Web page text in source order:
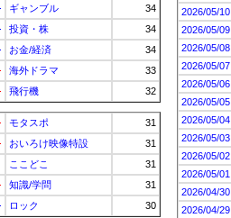
ギャンブル
34
投資・株
34
お金/経済
34
海外ドラマ
33
飛行機 32
モタスポ
31
おいろけ映像特設
31
ここどこ
31
知識/学問
31
ロック 30
2026/05/10
2026/05/09
2026/05/08
2026/05/07
2026/05/06
2026/05/05
2026/05/04
2026/05/03
2026/05/02
2026/05/01
2026/04/30
2026/04/29